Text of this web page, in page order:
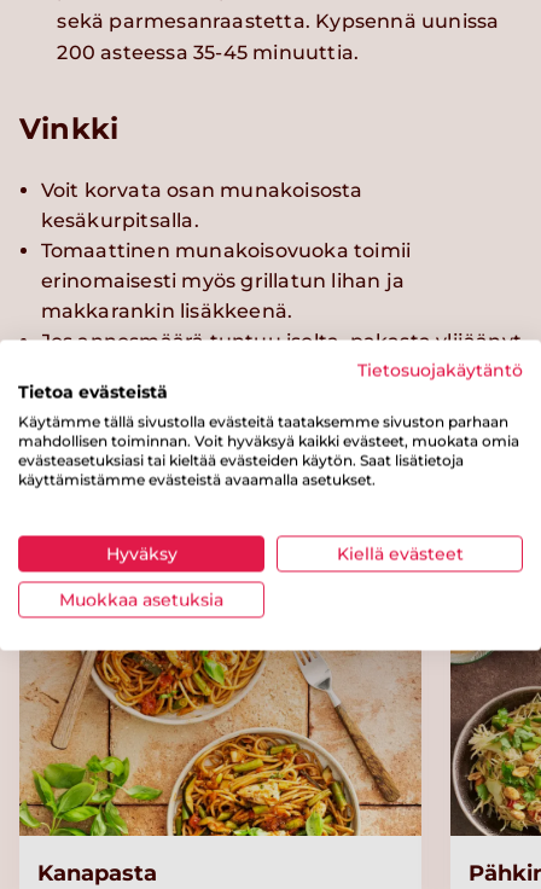
sekä parmesanraastetta. Kypsennä uunissa
200 asteessa 35-45 minuuttia.
Vinkki
Voit korvata osan munakoisosta
kesäkurpitsalla.
Tomaattinen munakoisovuoka toimii
erinomaisesti myös grillatun lihan ja
makkarankin lisäkkeenä.
Jos annosmäärä tuntuu isolta, pakasta ylijäänyt
Kanapasta
Tietosuojakäytäntö
Tietoa evästeistä
Käytämme tällä sivustolla evästeitä taataksemme sivuston parhaan
mahdollisen toiminnan. Voit hyväksyä kaikki evästeet, muokata omia
evästeasetuksiasi tai kieltää evästeiden käytön. Saat lisätietoja
käyttämistämme evästeistä avaamalla asetukset.
Hyväksy Kiellä evästeet
Muokkaa asetuksia